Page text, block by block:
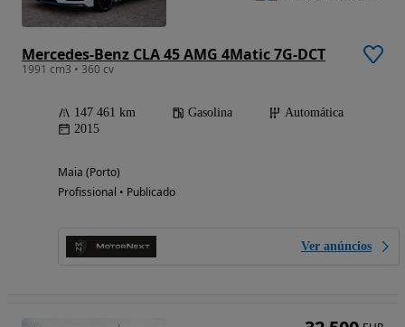
Mercedes-Benz CLA 45 AMG 4Matic 7G-DCT
1991 cm3 • 360 cv
147 461 km Gasolina
Automática
2015
Maia (Porto)
Profissional • Publicado
Ver anúncios